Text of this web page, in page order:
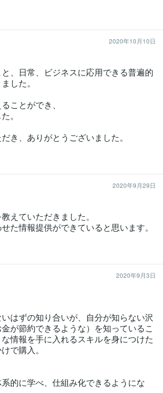
2020年10月10日
、日常、ビジネスに応用できる普遍的
した。
ことができ、
。
き、ありがとうございました。
2020年9月29日
えていただきました。
た情報提供ができていると思います。
2020年9月3日
はずの知り合いが、自分が知らない沢
が節約できるような）を知っているこ
情報を手に入れるスキルを身につけた
で購入。
的に学べ、仕組み化できるようにな